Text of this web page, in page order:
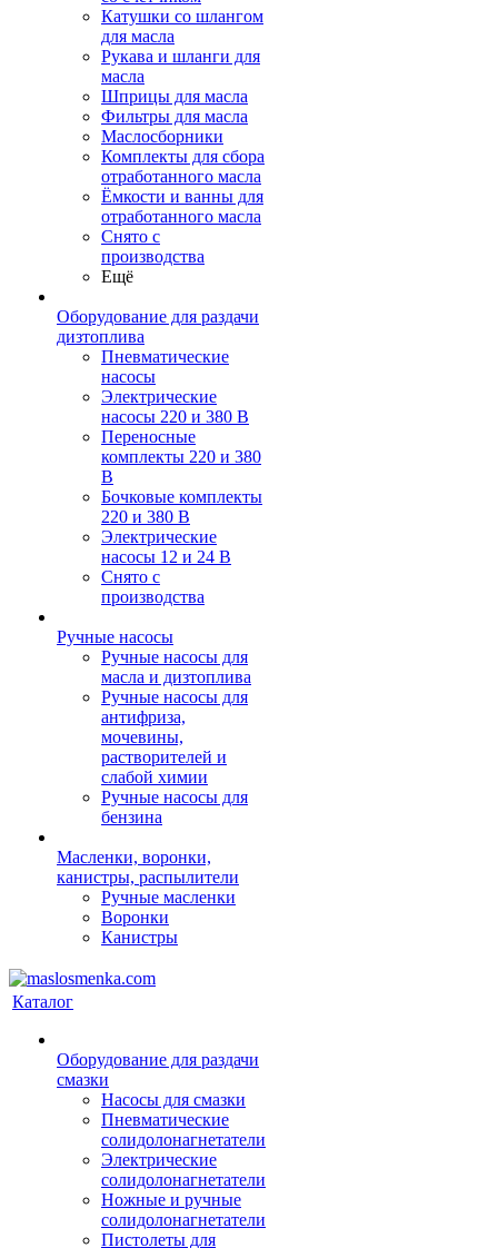
Катушки со шлангом
для масла
Рукава и шланги для
масла
Шприцы для масла
Фильтры для масла
Маслосборники
Комплекты для сбора
отработанного масла
Ёмкости и ванны для
отработанного масла
Снято с
производства
Ещё
Оборудование для раздачи
дизтоплива
Пневматические
насосы
Электрические
насосы 220 и 380 В
Переносные
комплекты 220 и 380
В
Бочковые комплекты
220 и 380 В
Электрические
насосы 12 и 24 В
Снято с
производства
Ручные насосы
Ручные насосы для
масла и дизтоплива
Ручные насосы для
антифриза,
мочевины,
растворителей и
слабой химии
Ручные насосы для
бензина
Масленки, воронки,
канистры, распылители
Ручные масленки
Воронки
Канистры
Каталог
Оборудование для раздачи
смазки
Насосы для смазки
Пневматические
солидолонагнетатели
Электрические
солидолонагнетатели
Ножные и ручные
солидолонагнетатели
Пистолеты для